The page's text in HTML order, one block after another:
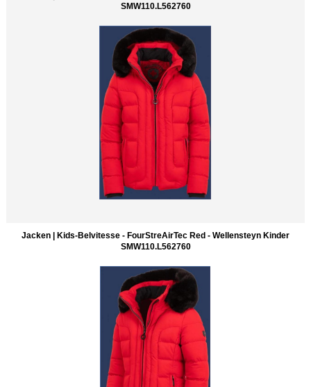
SMW110.L562760
Jacken | Kids-Belvitesse - FourStreAirTec Red - Wellensteyn Kinder
SMW110.L562760